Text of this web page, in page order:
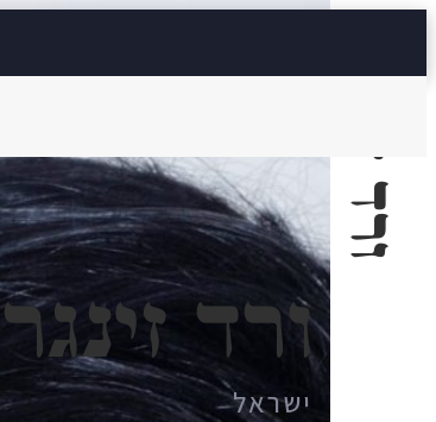
ורד זינגר
ורד זינגר
ישראל